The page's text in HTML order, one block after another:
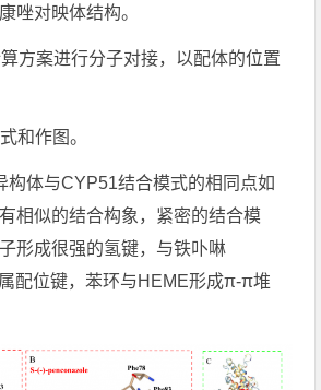
唑对映体结构。
方案进行分子对接，以配体的位置
和作图。
构体与CYP51结合模式的相同点如
相似的结合构象，紧密的结合模
形成很强的氢键，与铁卟啉
配位键，苯环与HEME形成π-π堆